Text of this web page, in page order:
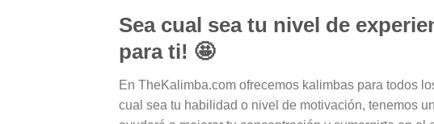
Sea cual sea tu nivel de
para ti! 🤩
En TheKalimba.com ofrecemos kalimbas para todos
cual sea tu habilidad o nivel de motivación, tenemos